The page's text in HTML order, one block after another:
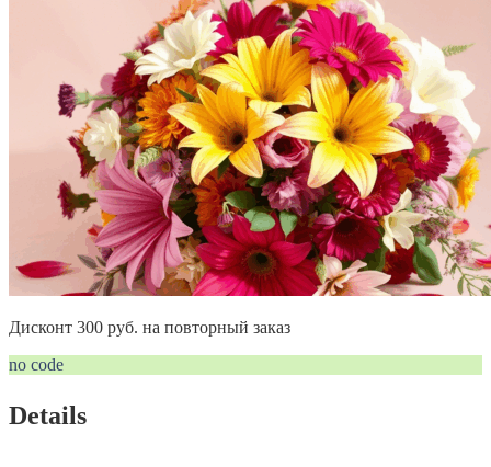
Дисконт 300 руб. на повторный заказ
no code
Details